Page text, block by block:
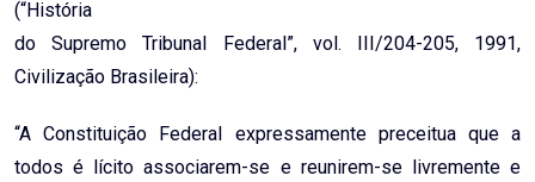
(“História
do Supremo Tribunal Federal”, vol. III/204-205, 1991,
Civilização Brasileira):
“A Constituição Federal expressamente preceitua que a
todos é lícito associarem-se e reunirem-se livremente e